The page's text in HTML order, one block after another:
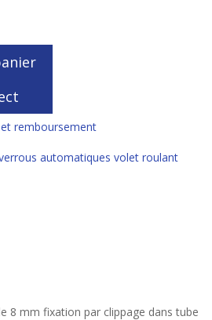
remboursement
automatiques volet roulant
8 mm fixation par clippage dans tube